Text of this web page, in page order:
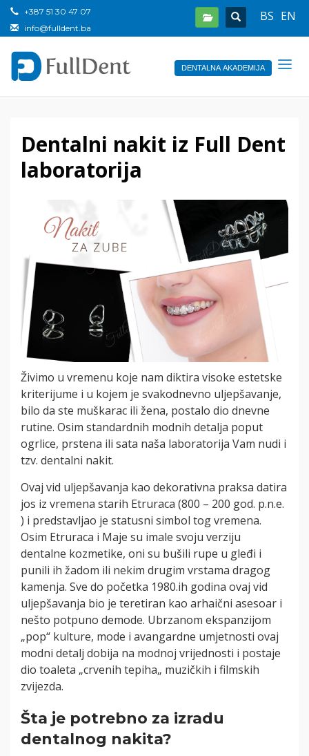
BS EN
+387 51 30 47 07
info@fulldent.ba
DENTALNA AKADEMIJA
Dentalni nakit iz Full Dent
laboratorija
Živimo u vremenu koje nam diktira visoke estetske
kriterijume i u kojem je svakodnevno uljepšavanje,
bilo da ste muškarac ili žena, postalo dio dnevne
rutine. Osim standardnih modnih detalja poput
ogrlice, prstena ili sata naša laboratorija Vam nudi i
tzv. dentalni nakit.
Ovaj vid uljepšavanja kao dekorativna praksa datira
jos iz vremena starih Etruraca (800 – 200 god. p.n.e.
) i predstavljao je statusni simbol tog vremena.
Osim Etruraca i Maje su imale svoju verziju
dentalne kozmetike, oni su bušili rupe u gleđi i
punili ih žadom ili nekim drugim vrstama dragog
kamenja. Sve do početka 1980.ih godina ovaj vid
uljepšavanja bio je teretiran kao arhaični asesoar i
nešto potpuno demode. Ubrzanom ekspanzijom
„pop“ kulture, mode i avangardne umjetnosti ovaj
modni detalj dobija na modnoj vrijednosti i postaje
dio toaleta „crvenih tepiha„ muzičkih i filmskih
zvijezda.
Šta je potrebno za izradu
dentalnog nakita?